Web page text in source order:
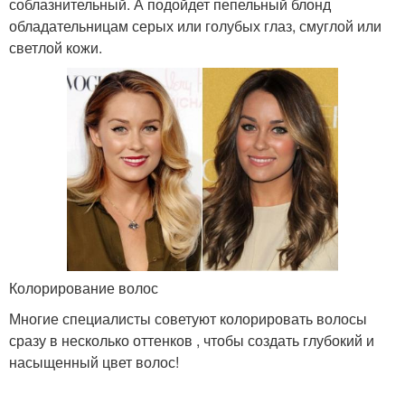
соблазнительный. А подойдет пепельный блонд
обладательницам серых или голубых глаз, смуглой или
светлой кожи.
Колорирование волос
Многие специалисты советуют колорировать волосы
сразу в несколько оттенков , чтобы создать глубокий и
насыщенный цвет волос!